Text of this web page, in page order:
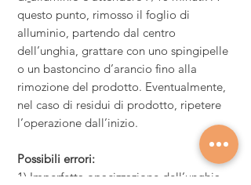
questo punto, rimosso il foglio di
alluminio, partendo dal centro
dell’unghia, grattare con uno spingipelle
o un bastoncino d’arancio fino alla
rimozione del prodotto. Eventualmente,
nel caso di residui di prodotto, ripetere
l’operazione dall’inizio.
Possibili errori:
1) Imperfetta opacizzazione dell’unghia